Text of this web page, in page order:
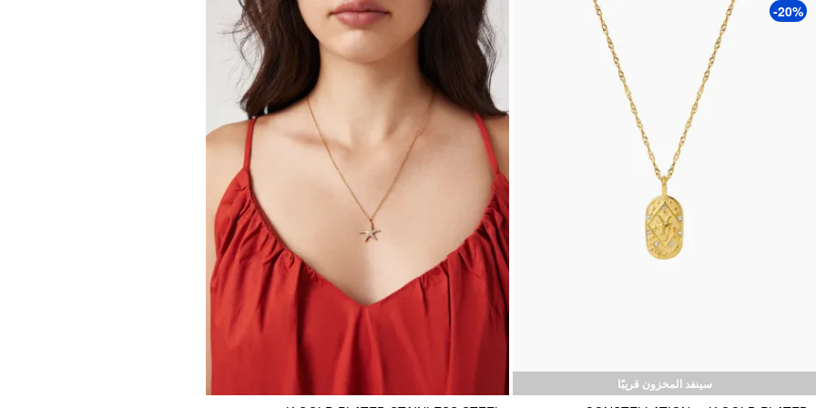
-20%
سينفد المخزون قريبًا